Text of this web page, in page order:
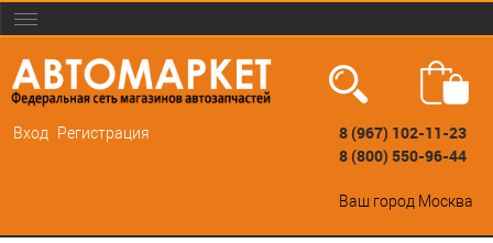
Вход Регистрация
8 (967) 102-11-23
8 (800) 550-96-44
Ваш город Москва